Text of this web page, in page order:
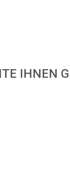
IHNEN